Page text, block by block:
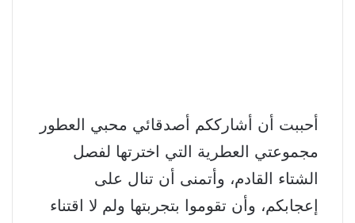
أحببت أن أشارككم أصدقائي محبي العطور
مجموعتي العطرية التي اخترتها لفصل
الشتاء القادم، وأتمنى أن تنال على
إعجابكم، وأن تقوموا بتجربتها ولم لا اقتناء